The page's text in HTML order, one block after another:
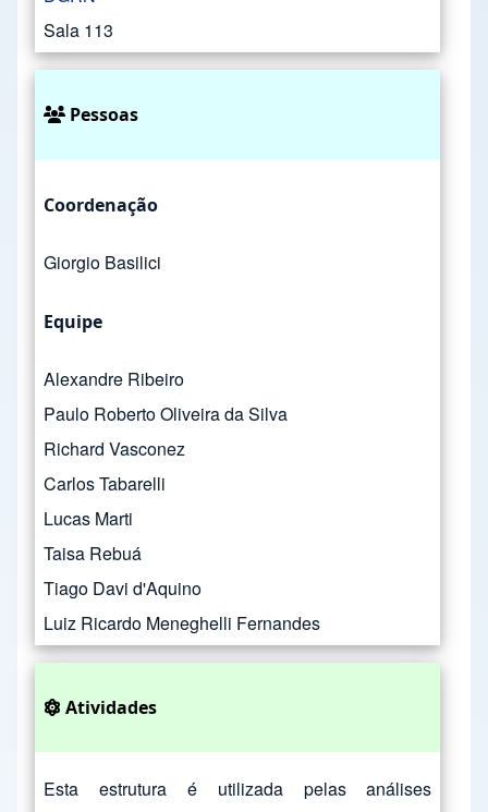
Sala 113
Pessoas
Coordenação
Giorgio Basilici
Equipe
Alexandre Ribeiro
Paulo Roberto Oliveira da Silva
Richard Vasconez
Carlos Tabarelli
Lucas Marti
Taisa Rebuá
Tiago Davi d'Aquino
Luiz Ricardo Meneghelli Fernandes
Atividades
Esta estrutura é utilizada pelas análises